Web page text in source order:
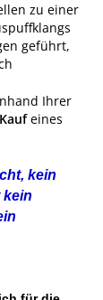
zu einer
geführt,
Ihrer
Kaufeines
kein
kein